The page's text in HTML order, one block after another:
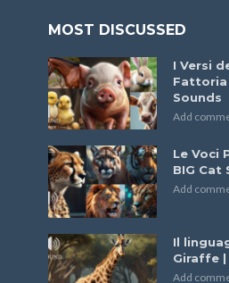
MOST DISCUSSED
I Versi
Fattoria
Sounds
Add
Le Voci
BIG Cat
Add
Il
Giraffe
Add